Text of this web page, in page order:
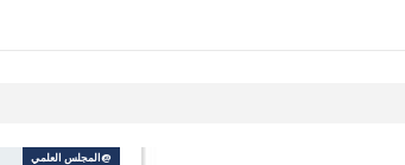
@المجلس العلمي